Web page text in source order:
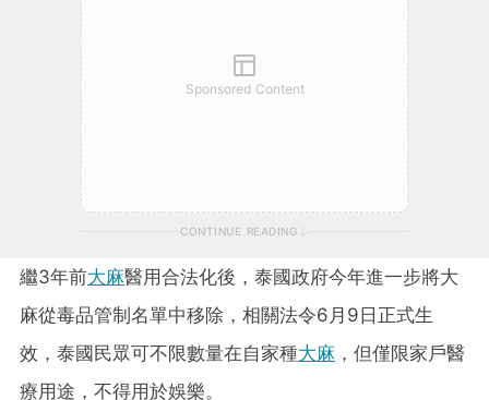
Sponsored Content
CONTINUE READING
繼3年前大麻醫用合法化後，泰國政府今年進一步將大
麻從毒品管制名單中移除，相關法令6月9日正式生
效，泰國民眾可不限數量在自家種大麻 ，但僅限家戶醫
療用途，不得用於娛樂。